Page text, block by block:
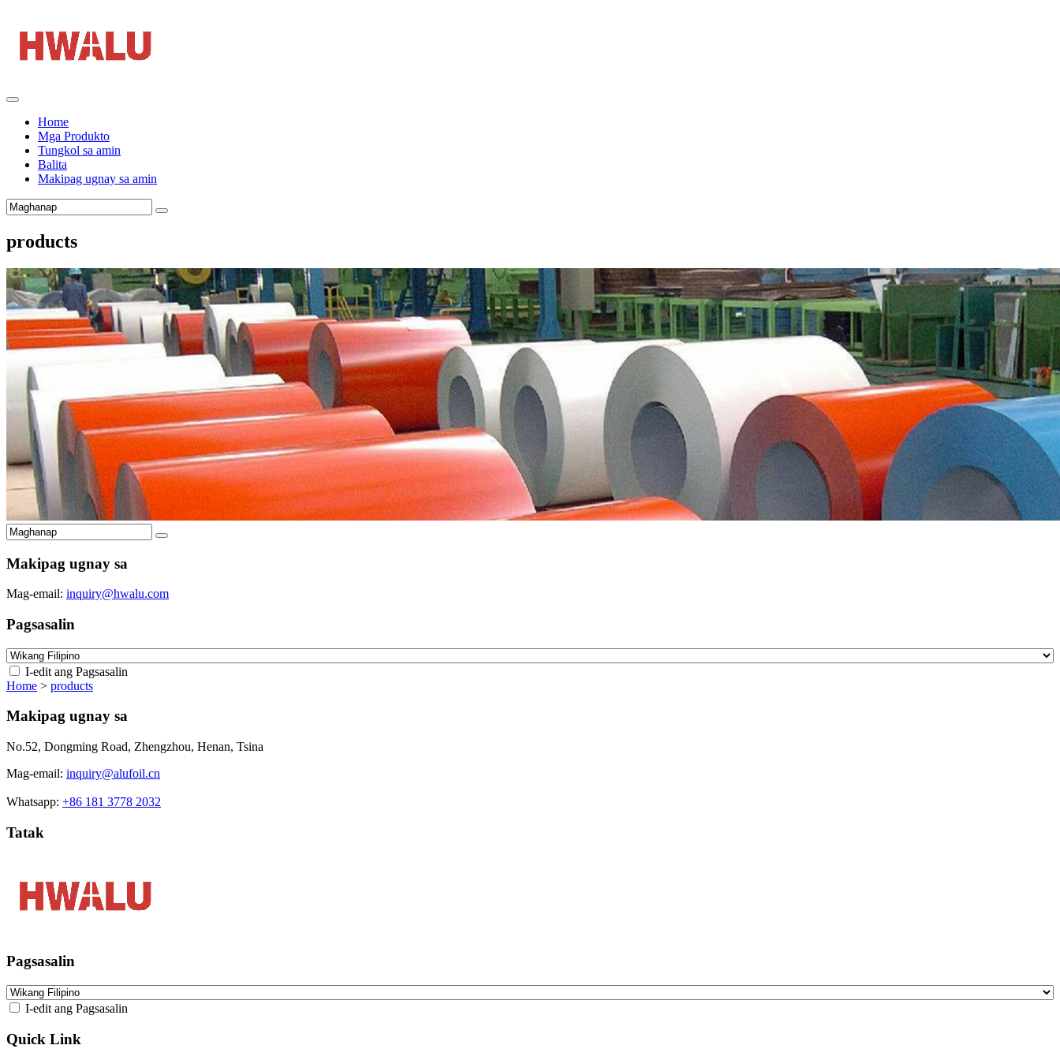
Home
Mga Produkto
Tungkol sa amin
Balita
Makipag ugnay sa amin
products
Makipag ugnay sa
Mag-email: inquiry@hwalu.com
Pagsasalin
I-edit ang Pagsasalin
Home > products
Makipag ugnay sa
No.52, Dongming Road, Zhengzhou, Henan, Tsina
Mag-email: inquiry@alufoil.cn
Whatsapp: +86 181 3778 2032
Tatak
Pagsasalin
I-edit ang Pagsasalin
Quick Link